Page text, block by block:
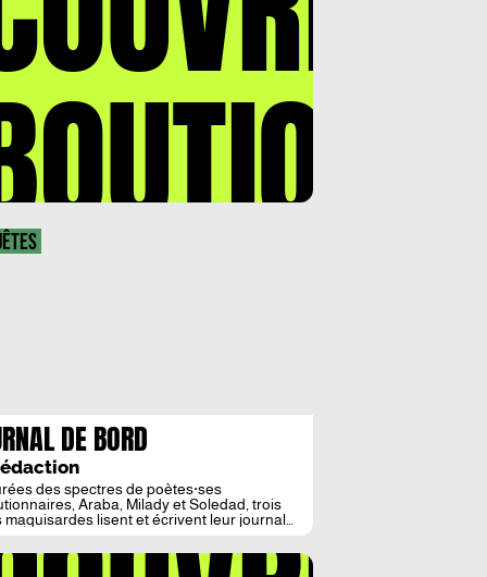
: juger […]
DE BORD
des spectres de poètes·ses
Araba, Milady et Soledad, trois
maquisardes lisent et écrivent leur journal
journée comme archives du futur –
: La liberté c’est ce cours d’eauQui vient